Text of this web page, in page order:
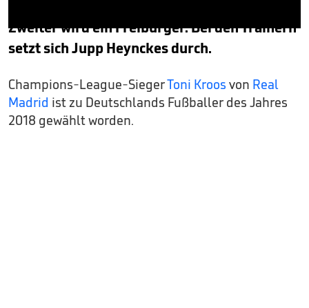
0
seconds
of
seconds
Zweiter wird ein Freiburger. Bei den Trainern
setzt sich Jupp Heynckes durch.
Champions-League-SiegerToni Kroos von Real
Madrid ist zu Deutschlands Fußballer des Jahres
2018 gewählt worden.